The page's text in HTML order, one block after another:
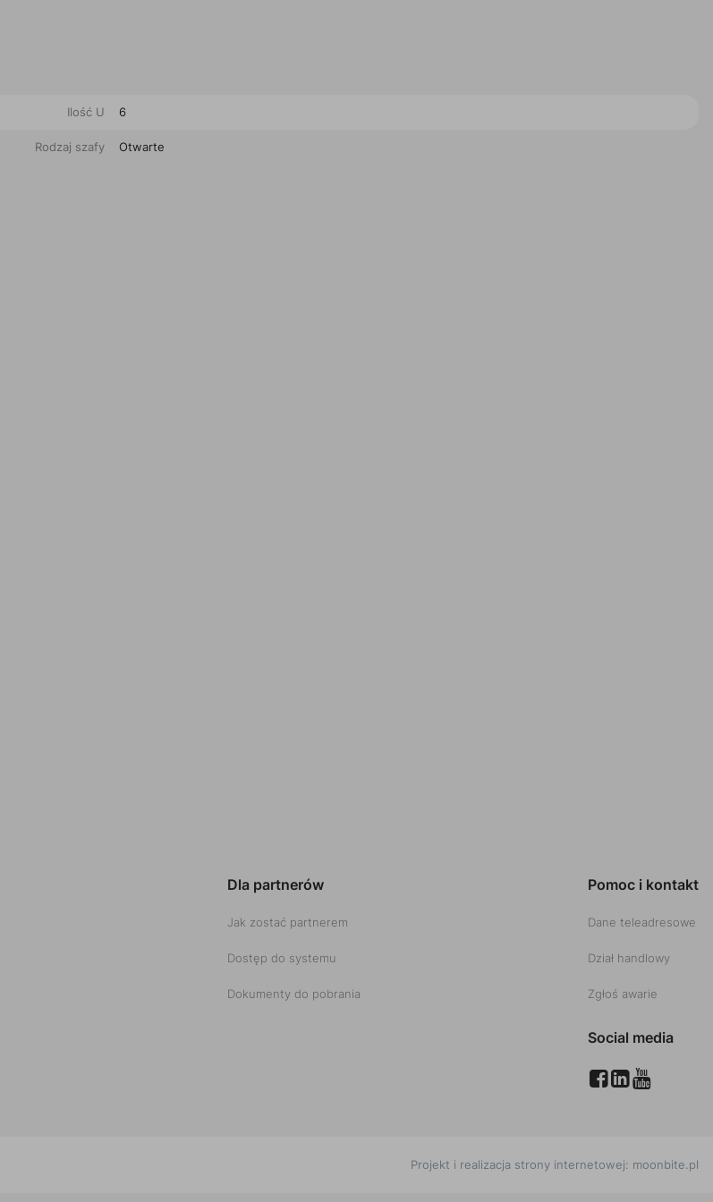
Ilość U 6
Rodzaj szafy Otwarte
Dla partnerów
Jak zostać partnerem
Dostęp do systemu
Dokumenty do pobrania
Pomoc i kontakt
Dane teleadresowe
Dział handlowy
Zgłoś awarie
Social media
Projekt i realizacja strony internetowej: moonbite.pl